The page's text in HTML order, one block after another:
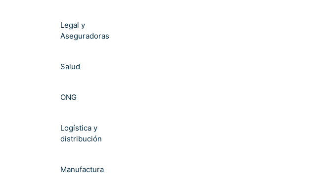
Legal y
Aseguradoras
Salud
ONG
Logística y
distribución
Manufactura